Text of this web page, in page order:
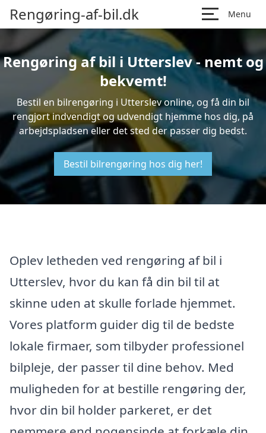
Rengøring-af-bil.dk Menu
Rengøring af bil i Utterslev - nemt og
bekvemt!
Bestil en bilrengøring i Utterslev online, og få din bil
rengjort indvendigt og udvendigt hjemme hos dig, på
arbejdspladsen eller det sted der passer dig bedst.
Bestil bilrengøring hos dig her!
Oplev letheden ved rengøring af bil i
Utterslev, hvor du kan få din bil til at
skinne uden at skulle forlade hjemmet.
Vores platform guider dig til de bedste
lokale firmaer, som tilbyder professionel
bilpleje, der passer til dine behov. Med
muligheden for at bestille rengøring der,
hvor din bil holder parkeret, er det